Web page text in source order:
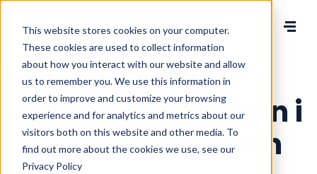
This website stores cookies on your computer.
These cookies are used to collect information
about how you interact with our website and allow
us to remember you. We use this information in
order to improve and customize your browsing
experience and for analytics and metrics about our
visitors both on this website and other media. To
find out more about the cookies we use, see our
Privacy Policy
Change language
Största satsningen i
Mashie någonsin